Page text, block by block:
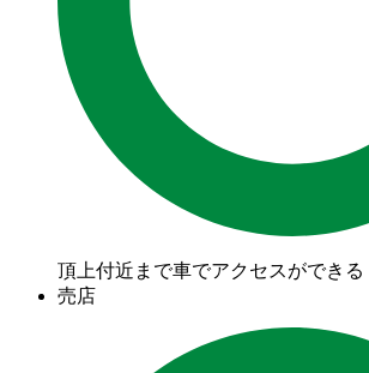
頂上付近まで車でアクセスができる
売店